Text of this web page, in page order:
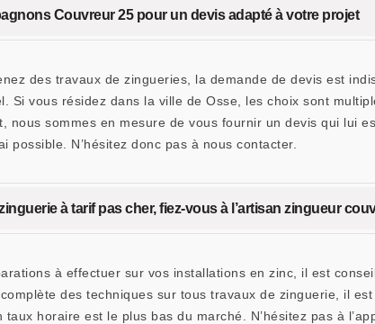
Couvreur 25 pour un devis adapté à votre projet
des travaux de zingueries, la demande de devis est
Si vous résidez dans la ville de Osse, les choix sont
nous sommes en mesure de vous fournir un devis qui lui
possible. N’hésitez donc pas à nous contacter.
à tarif pas cher, fiez-vous à l’artisan zingueur
à effectuer sur vos installations en zinc, il est
des techniques sur tous travaux de zinguerie, il
horaire est le plus bas du marché. N’hésitez pas à